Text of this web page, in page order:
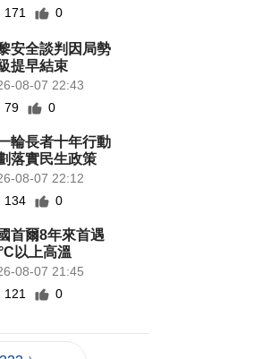
171
0
安全談判因局勢
提早結束
08-07 22:43
79
0
輪長者十年行動
落實民生政策
08-07 22:12
134
0
首爾8年來首遇
以上高溫
08-07 21:45
121
0